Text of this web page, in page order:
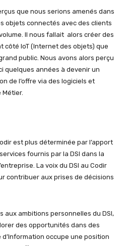
que nous serions amenés dans
objets connectés avec des clients
Il nous fallait alors créer des
côté IoT (Internet des objets) que
public. Nous avons alors perçu
quelques années à devenir un
de l’offre via des logiciels et
est plus déterminée par l’apport
fournis par la DSI dans la
La voix du DSI au Codir
contribuer aux prises de décisions
aux ambitions personnelles du DSI,
des opportunités dans des
occupe une position